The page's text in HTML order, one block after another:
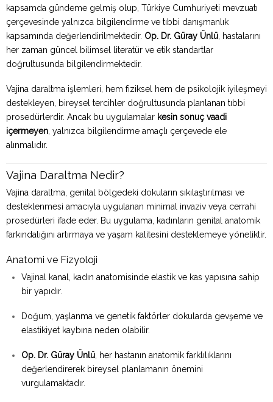
kapsamda gündeme gelmiş olup, Türkiye Cumhuriyeti mevzuatı
çerçevesinde yalnızca bilgilendirme ve tıbbi danışmanlık
kapsamında değerlendirilmektedir. Op. Dr. Güray Ünlü, hastalarını
her zaman güncel bilimsel literatür ve etik standartlar
doğrultusunda bilgilendirmektedir.
Vajina daraltma işlemleri, hem fiziksel hem de psikolojik iyileşmeyi
destekleyen, bireysel tercihler doğrultusunda planlanan tıbbi
prosedürlerdir. Ancak bu uygulamalar kesin sonuç vaadi
içermeyen, yalnızca bilgilendirme amaçlı çerçevede ele
alınmalıdır.
Vajina Daraltma Nedir?
Vajina daraltma, genital bölgedeki dokuların sıkılaştırılması ve
desteklenmesi amacıyla uygulanan minimal invaziv veya cerrahi
prosedürleri ifade eder. Bu uygulama, kadınların genital anatomik
farkındalığını artırmaya ve yaşam kalitesini desteklemeye yöneliktir.
Anatomi ve Fizyoloji
Vajinal kanal, kadın anatomisinde elastik ve kas yapısına sahip
bir yapıdır.
Doğum, yaşlanma ve genetik faktörler dokularda gevşeme ve
elastikiyet kaybına neden olabilir.
Op. Dr. Güray Ünlü, her hastanın anatomik farklılıklarını
değerlendirerek bireysel planlamanın önemini
vurgulamaktadır.